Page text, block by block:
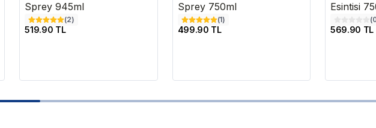
Sprey 945ml
(2)
519.90 TL
Sprey 750ml
(1)
499.90 TL
Esintisi
(
569.90 TL